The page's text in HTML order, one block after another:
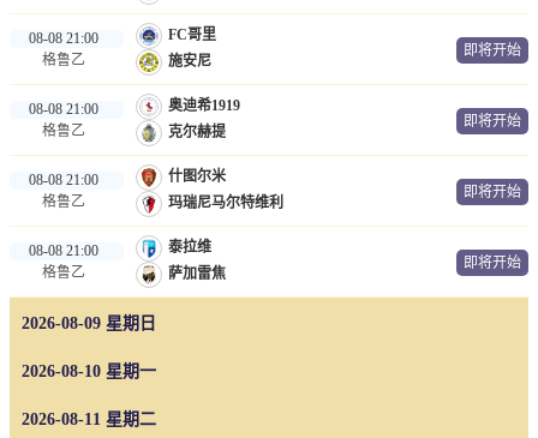
德甲
法甲
西甲
意甲
欧冠杯
中超
NBA
CBA
录像
08-08 21:00
格鲁乙
FC哥里
施安尼
即将开始
08-08 21:00
格鲁乙
奥迪希1919
克尔赫提
即将开始
08-08 21:00
格鲁乙
什图尔米
玛瑞尼马尔特维利
即将开始
08-08 21:00
格鲁乙
泰拉维
萨加雷焦
即将开始
2026-08-09 星期日
2026-08-10 星期一
2026-08-11 星期二